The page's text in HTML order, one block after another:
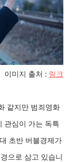
이미지 출처 : 링크
같지만 범죄영화
관심이 가는 독특
초반 버블경제가
으로 삼고 있습니